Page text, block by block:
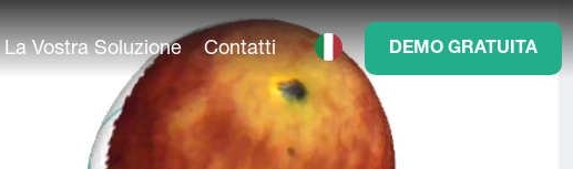
La Vostra Soluzione Contatti DEMO GRATUITA